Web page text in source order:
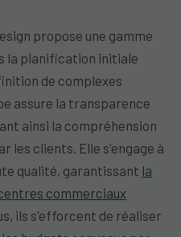
propose une gamme
la planification initiale
de complexes
assure la transparence
ainsi la compréhension
les clients. Elle s'engage à
qualité, garantissant la
commerciaux
ils s'efforcent de réaliser